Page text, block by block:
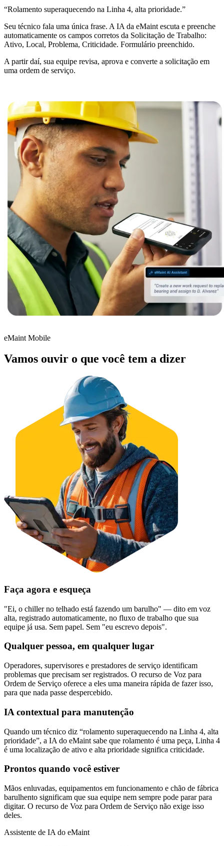
CONECTE E ESCALE
Integrações
ERP, IIoT, SSO, APIs abertas
Monitoramento de Condição
Sensores Fluke + CMMS — combinação exclusiva do mercado
Múltiplos Locais e Empresa
Implantações globais, funções, governança
Data Center
Disponibilidade 24/7, refrigeração, energia, redundância
Esteiras transportadoras, estruturas de armazenagem,
“Rolamento superaquecendo na Linha 4, alta prioridade.”
Seu técnico fala uma única frase. A IA da eMaint escuta e preenche
automaticamente os campos corretos da Solicitação de Trabalho:
Ativo, Local, Problema, Criticidade. Formulário preenchido.
A partir daí, sua equipe revisa, aprova e converte a solicitação em
uma ordem de serviço.
eMaint Mobile
Vamos ouvir o que você tem a dizer
Faça agora e esqueça
"Ei, o chiller no telhado está fazendo um barulho" — dito em voz
alta, registrado automaticamente, no fluxo de trabalho que sua
equipe já usa. Sem papel. Sem "eu escrevo depois".
Qualquer pessoa, em qualquer lugar
Operadores, supervisores e prestadores de serviço identificam
problemas que precisam ser registrados. O recurso de Voz para
Ordem de Serviço oferece a eles uma maneira rápida de fazer isso,
para que nada passe despercebido.
IA contextual para manutenção
Quando um técnico diz “rolamento superaquecendo na Linha 4, alta
prioridade”, a IA do eMaint sabe que rolamento é uma peça, Linha 4
é uma localização de ativo e alta prioridade significa criticidade.
Prontos quando você estiver
Mãos enluvadas, equipamentos em funcionamento e chão de fábrica
barulhento significam que sua equipe nem sempre pode pararpara
digitar. O recurso de Voz para Ordem de Serviço não exige isso
deles.
Assistente de IA do eMaint